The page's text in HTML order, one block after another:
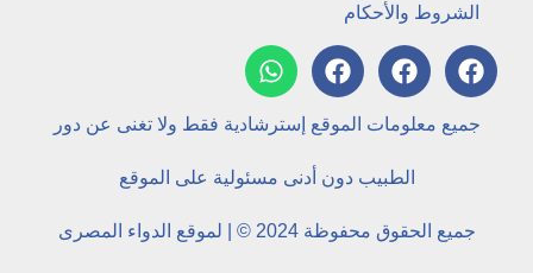
الشروط والأحكام
جميع معلومات الموقع إسترشادية فقط ولا تغنى عن دور
الطبيب دون أدنى مسئولية على الموقع
جميع الحقوق محفوظة 2024 © | لموقع الدواء المصرى